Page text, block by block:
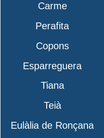
Carme
Perafita
Copons
Esparreguera
Tiana
Teià
Eulàlia de Ronçana